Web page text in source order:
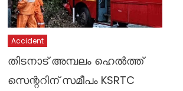
Accident
തിടനാട് അമ്പലം ഹെൽത്ത്
സെന്ററിന് സമീപം KSRTC